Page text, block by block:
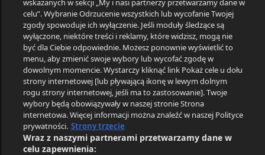
Conference
League
WTA
Wimbledon
WTA
Australian
Open
League
Copa
Libertadores
ODDSPORTAL
Regulamin
Polityka prywatności
PARTNERZY
SoccerVista
Betexplorer
wskazanych w sekcji „My i nasi partnerzy przetwarzamy dane w
celu”. Wybranie Odrzucenie wszystkich lub wycofanie Twojej
zgody spowoduje ich wyłączenie. Jeśli moduły śledzące są
wyłączone, niektóre treści i reklamy, które widzisz, mogą nie
być dla Ciebie odpowiednie. Możesz ponownie wyświetlić to
menu, aby zmienić swoje wybory lub wycofać zgodę w
dowolnym momencie. Wystarczy kliknąć link Pokaż cele u dołu
strony internetowej [lub pływającą ikonę w lewym dolnym
rogu strony internetowej, jeśli ma to zastosowanie]. Twoje
wybory będą obowiązywały w naszej stronie Strona
internetowa. Więcej informacji można znaleźć w naszej Polityce
prywatności. Strony trzecie
Wraz z naszymi partnerami przetwarzamy dane w
celu zapewnienia: